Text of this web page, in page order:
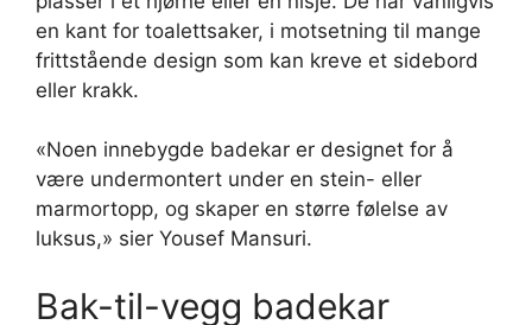
en kant for toalettsaker, i motsetning til mange
frittstående design som kan kreve et sidebord
eller krakk.
«Noen innebygde badekar er designet for å
være undermontert under en stein- eller
marmortopp, og skaper en større følelse av
luksus,» sier Yousef Mansuri.
Bak-til-vegg badekar